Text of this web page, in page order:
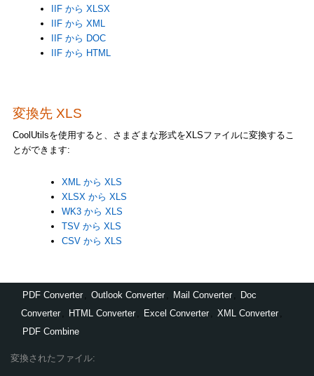
IIF から XLSX
IIF から XML
IIF から DOC
IIF から HTML
変換先 XLS
CoolUtilsを使用すると、さまざまな形式をXLSファイルに変換するこ
とができます:
XML から XLS
XLSX から XLS
WK3 から XLS
TSV から XLS
CSV から XLS
PDF Converter Outlook Converter Mail Converter
Doc
Converter
HTML Converter Excel Converter XML Converter
PDF Combine
変換されたファイル: